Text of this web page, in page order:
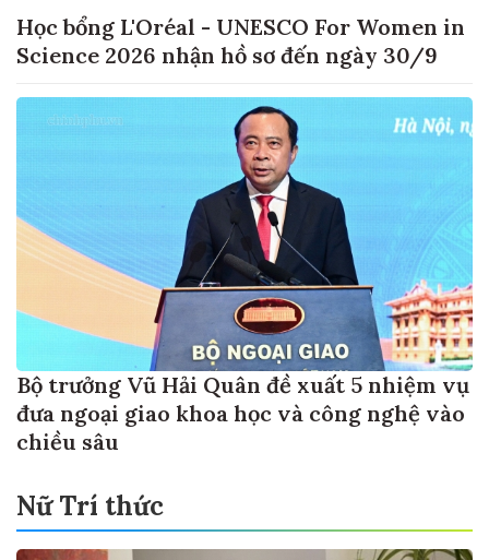
Học bổng L'Oréal - UNESCO For Women in
Science 2026 nhận hồ sơ đến ngày 30/9
Bộ trưởng Vũ Hải Quân đề xuất 5 nhiệm vụ
đưa ngoại giao khoa học và công nghệ vào
chiều sâu
Nữ Trí thức